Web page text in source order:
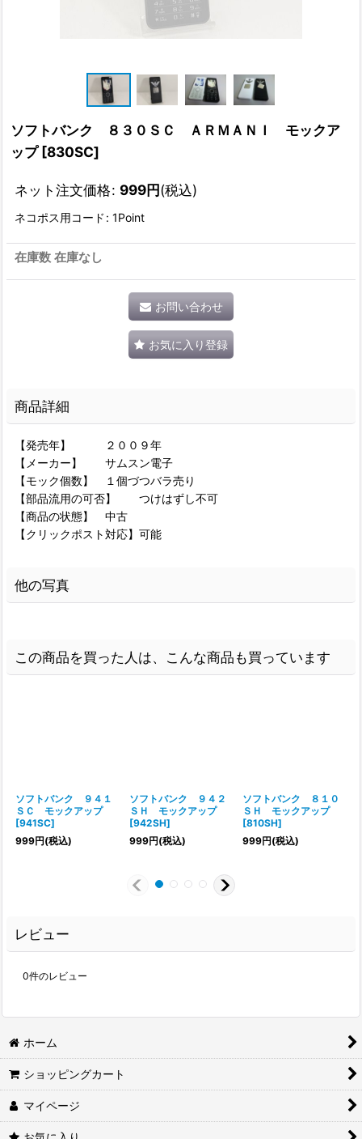
ソフトバンク ８３０ＳＣ ＡＲＭＡＮＩ モックア
ップ [830SC]
ネット注文価格: 999円(税込)
ネコポス用コード : 1Point
在庫数 在庫なし
お問い合わせ
お気に入り登録
商品詳細
【発売年】 ２００９年
【メーカー】 サムスン電子
【モック個数】 １個づつバラ売り
【部品流用の可否】 つけはずし不可
【商品の状態】 中古
【クリックポスト対応】可能
他の写真
この商品を買った人は、こんな商品も買っています
ソフトバンク ９４１
ＳＣ モックアップ
[941SC]
999円(税込)
ソフトバンク ９４２
ＳＨ モックアップ
[942SH]
999円(税込)
ソフトバンク ８１０
ＳＨ モックアップ
[810SH]
999円(税込)
レビュー
0件のレビュー
ホーム
ショッピングカート
マイページ